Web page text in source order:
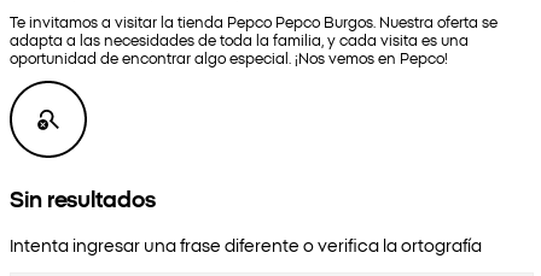
Te invitamos a visitar la tienda Pepco Pepco Burgos. Nuestra oferta se
adapta a las necesidades de toda la familia, y cada visita es una
oportunidad de encontrar algo especial. ¡Nos vemos en Pepco!
Sin resultados
Intenta ingresar una frase diferente o verifica la ortografía